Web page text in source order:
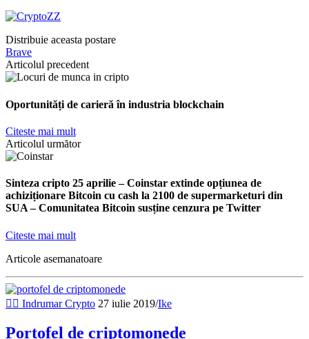
Distribuie aceasta postare
Brave
Articolul precedent
Oportunități de carieră în industria blockchain
Citeste mai mult
Articolul următor
Sinteza cripto 25 aprilie – Coinstar extinde opțiunea de
achiziționare Bitcoin cu cash la 2100 de supermarketuri din
SUA – Comunitatea Bitcoin susține cenzura pe Twitter
Citeste mai mult
Articole asemanatoare
👉🏽 Indrumar Crypto 27 iulie 2019/Ike
Portofel de criptomonede